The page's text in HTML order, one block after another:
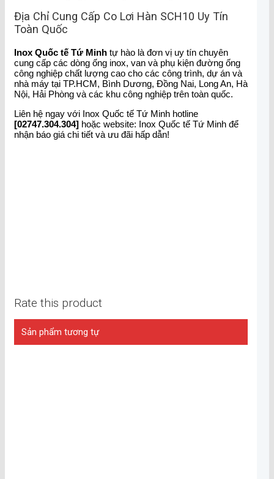
Địa Chỉ Cung Cấp Co Lơi Hàn SCH10 Uy Tín
Toàn Quốc
Inox Quốc tế Tứ Minh tự hào là đơn vị uy tín chuyên
cung cấp các dòng ống inox, van và phụ kiện đường ống
công nghiệp chất lượng cao cho các công trình, dự án và
nhà máy tại TP.HCM, Bình Dương, Đồng Nai, Long An, Hà
Nội, Hải Phòng và các khu công nghiệp trên toàn quốc.
Liên hệ ngay với Inox Quốc tế Tứ Minh hotline
[02747.304.304] hoặc website: Inox Quốc tế Tứ Minh để
nhận báo giá chi tiết và ưu đãi hấp dẫn!
Rate this product
Sản phẩm tương tự